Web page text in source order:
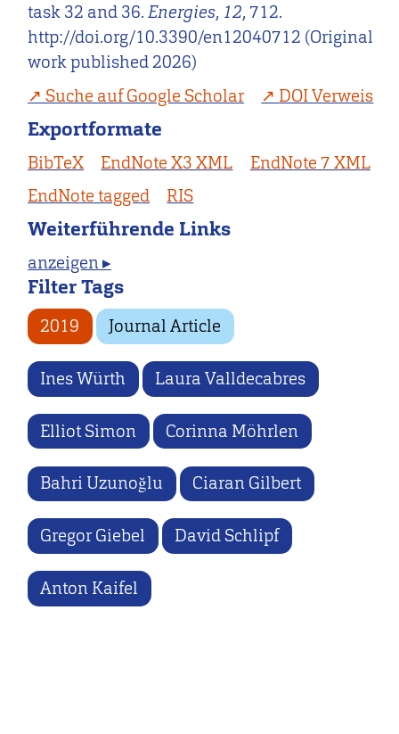
task 32 and 36.Energies, 12, 712.
http://doi.org/10.3390/en12040712 (Original
work published 2026)
Suche auf Google Scholar
DOI Verweis
Exportformate
BibTeX EndNote X3 XML
EndNote 7 XML
EndNote tagged
RIS
Weiterführende Links
anzeigen ▸
Filter Tags
2019 Journal Article
Ines Würth Laura Valldecabres
Elliot Simon Corinna Möhrlen
Bahri Uzunoğlu Ciaran Gilbert
Gregor Giebel David Schlipf
Anton Kaifel